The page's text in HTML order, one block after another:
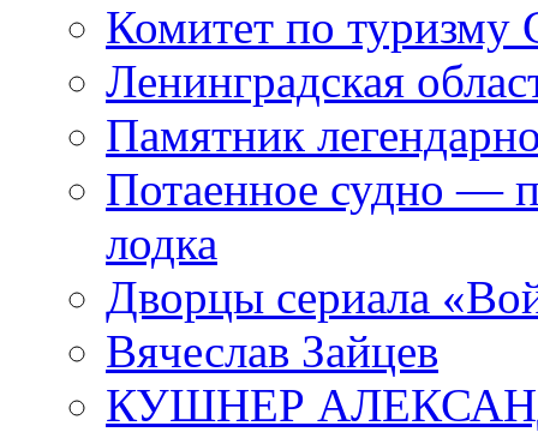
Комитет по туризму
Ленинградская
Памятник
Потаенное судно —
лодка
Дворцы сериала
Вячеслав Зайцев
КУШНЕР